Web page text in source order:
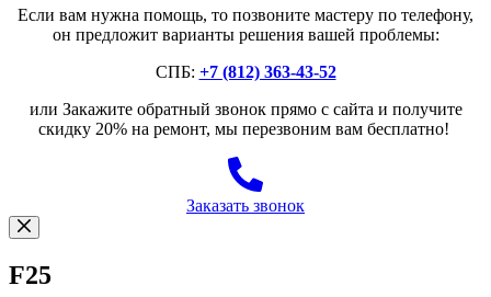
Если вам нужна помощь, то позвоните мастеру по телефону,
он предложит варианты решения вашей проблемы:
СПБ: +7 (812) 363-43-52
или Закажите обратный звонок прямо с сайта и получите
скидку 20% на ремонт, мы перезвоним вам бесплатно!
Заказать звонок
F25